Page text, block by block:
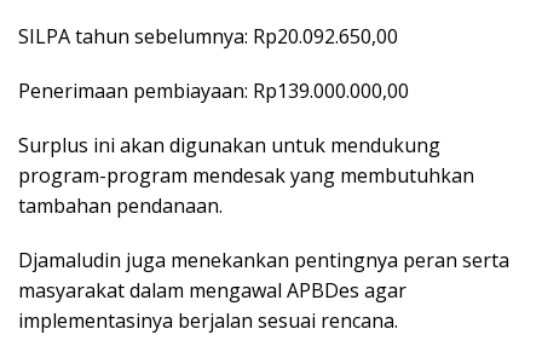
SILPA tahun sebelumnya: Rp20.092.650,00
Penerimaan pembiayaan: Rp139.000.000,00
Surplus ini akan digunakan untuk mendukung
program-program mendesak yang membutuhkan
tambahan pendanaan.
Djamaludin juga menekankan pentingnya peran serta
masyarakat dalam mengawal APBDes agar
implementasinya berjalan sesuai rencana.